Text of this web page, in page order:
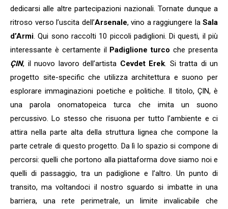
dedicarsi alle altre partecipazioni nazionali. Tornate dunque a
ritroso verso l’uscita dell’Arsenale, vino a raggiungere la Sala
d’Armi . Qui sono raccolti 10 piccoli padiglioni. Di questi, il più
interessante è certamente il Padiglione turco che presenta
ÇIN, il nuovo lavoro dell’artista Cevdet Erek . Si tratta di un
progetto site-specific che utilizza architettura e suono per
esplorare immaginazioni poetiche e politiche. Il titolo, ÇIN, è
una parola onomatopeica turca che imita un suono
percussivo. Lo stesso che risuona per tutto l’ambiente e ci
attira nella parte alta della struttura lignea che compone la
parte cetrale di questo progetto. Da lì lo spazio si compone di
percorsi: quelli che portono alla piattaforma dove siamo noi e
quelli di passaggio, tra un padiglione e l’altro. Un punto di
transito, ma voltandoci il nostro sguardo si imbatte in una
barriera, una rete perimetrale, un limite invalicabile che